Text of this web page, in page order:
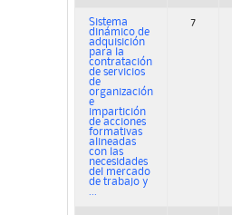
Sistema
dinámico de
adquisición
para la
contratación
de servicios
de
organización
e
impartición
de acciones
formativas
alineadas
con las
necesidades
del mercado
de trabajo y
...
7